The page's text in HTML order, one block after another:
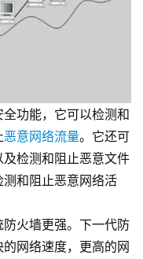
功能，它可以检测和
恶意网络流量。它还可
检测和阻止恶意文件
和阻止恶意网络活
火墙更强。下一代防
网络速度，更高的网